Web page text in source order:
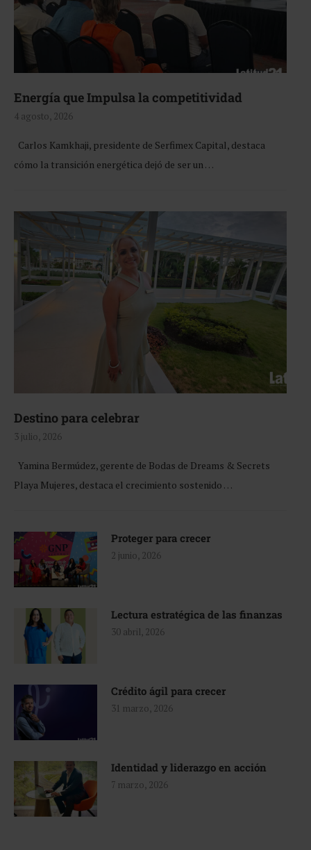
Energía que Impulsa la competitividad
4 agosto, 2026
Carlos Kamkhaji, presidente de Serfimex Capital, destaca
cómo la transición energética dejó de ser un …
Destino para celebrar
3 julio, 2026
Yamina Bermúdez, gerente de Bodas de Dreams & Secrets
Playa Mujeres, destaca el crecimiento sostenido …
Proteger para crecer
2 junio, 2026
Lectura estratégica de las finanzas
30 abril, 2026
Crédito ágil para crecer
31 marzo, 2026
Identidad y liderazgo en acción
7 marzo, 2026